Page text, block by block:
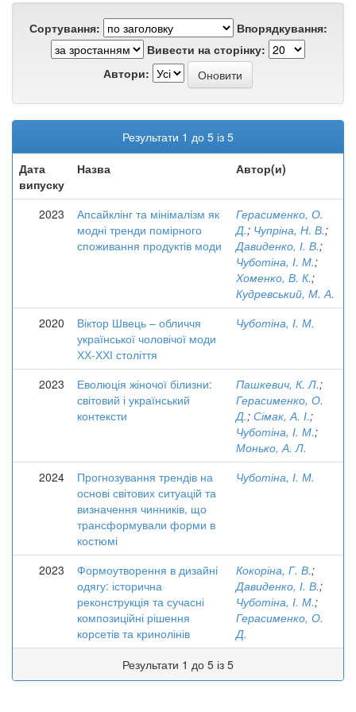
Сортування:
Впорядкування:
Вивести на сторінку:
Автори:
Результати 1 до 5 із 5
Дата
випуску
Назва Автор(и)
2023
Апсайклінг та мінімалізм як
модні тренди помірного
споживання продуктів моди
Герасименко, О.
Д.; Чупріна, Н. В.;
Давиденко, І. В.;
Чуботіна, І. М.;
Хоменко, В. К.;
Кудревський, М. А.
2020
Віктор Швець – обличчя
української чоловічої моди
ХХ-ХХІ століття
Чуботіна, І. М.
2023
Еволюція жіночої білизни:
світовий і український
контексти
Пашкевич, К. Л.;
Герасименко, О.
Д.; Сімак, А. І.;
Чуботіна, І. М.;
Монько, А. Л.
2024
Прогнозування трендів на
основі світових ситуацій та
визначення чинників, що
трансформували форми в
костюмі
Чуботіна, І. М.
2023
Формоутворення в дизайні
одягу: історична
реконструкція та сучасні
композиційні рішення
корсетів та кринолінів
Кокоріна, Г. В.;
Давиденко, І. В.;
Чуботіна, І. М.;
Герасименко, О.
Д.
Результати 1 до 5 із 5